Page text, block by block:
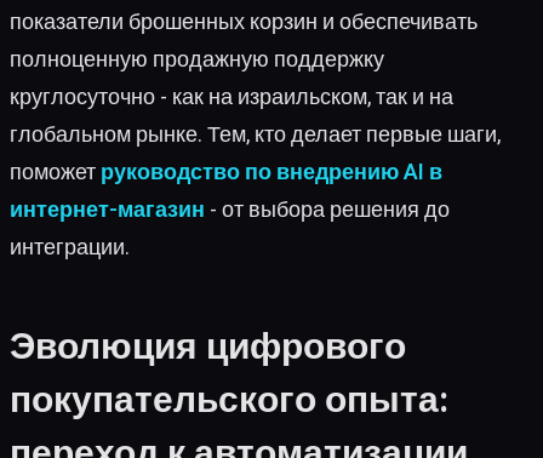
показатели брошенных корзин и обеспечивать
полноценную продажную поддержку
круглосуточно - как на израильском, так и на
глобальном рынке. Тем, кто делает первые шаги,
поможетруководство по внедрению AI в
интернет-магазин - от выбора решения до
интеграции.
Эволюция цифрового
покупательского опыта: